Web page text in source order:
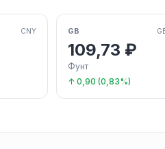
CNY GB
109,73 ₽
Фунт
↑ 0,90 (0,83%)